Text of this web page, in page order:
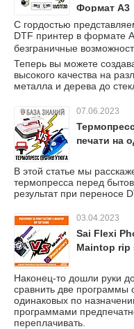
Формат А3
С гордостью
DTF принтер в формате
безграничные
Теперь вы можете
высокого качества на
металла и дерева до
07.06.2023
печати на
В этой статье мы
термопресса перед
результат при переносе
03.04.2023
Sai Flexi
Maintop rip
Наконец-то дошли руки
сравнить две программы
одинаковых по
программами
переплачивать.